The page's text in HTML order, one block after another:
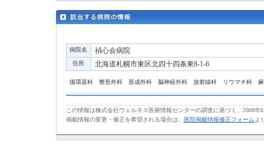
病院名 禎心会病院
住所 北海道札幌市東区北四十四条東8-1-6
循環器科 整形外科 形成外科 脳神経外科 放射線科 リウマチ科 麻
この情報は株式会社ウェルネス医療情報センターの調査に基づく、2008年
掲載情報の変更・修正を希望される場合は、
医院掲載情報修正フォーム よ